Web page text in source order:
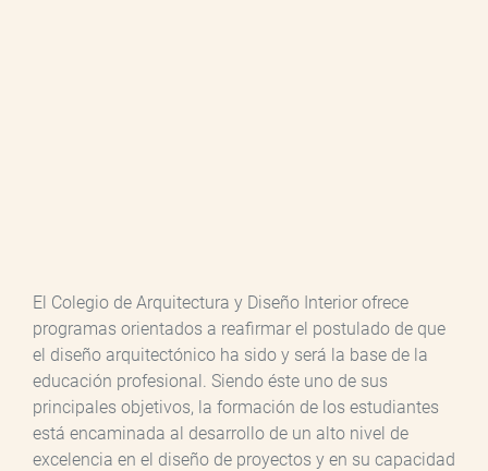
El Colegio de Arquitectura y Diseño Interior ofrece
programas orientados a reafirmar el postulado de que
el diseño arquitectónico ha sido y será la base de la
educación profesional. Siendo éste uno de sus
principales objetivos, la formación de los estudiantes
está encaminada al desarrollo de un alto nivel de
excelencia en el diseño de proyectos y en su capacidad